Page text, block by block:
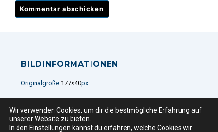
BILDINFORMATIONEN
Originalgröße 177×40px
Copyright © 2026 www.secretisland.de
Wir verwenden Cookies, um dir die bestmögliche Erfahrung auf
unserer Website zu bieten.
In den Einstellungen kannst du erfahren, welche Cookies wir